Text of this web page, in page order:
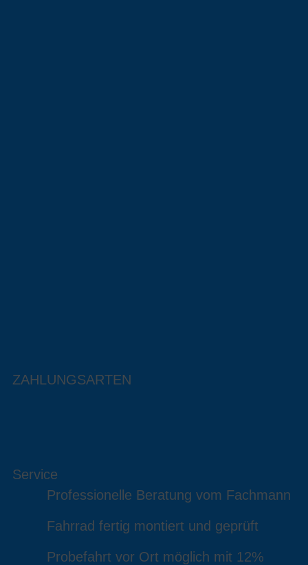
ZAHLUNGSARTEN
Service
Professionelle Beratung vom Fachmann
Fahrrad fertig montiert und geprüft
Probefahrt vor Ort möglich mit 12%